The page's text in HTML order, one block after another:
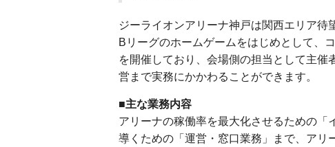
ジーライオンアリーナ神戸は関西エリア待
Bリーグのホームゲームをはじめとして、
を開催しており、会場側の担当として主
営まで実務にかかわることができます。
■主な業務内容
アリーナの稼働率を最大化させるための「
導くための「運営・窓口業務」まで、アリ